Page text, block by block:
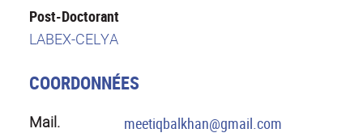
Post-Doctorant
LABEX-CELYA
COORDONNÉES
Mail. meetiqbalkhan@gmail.com